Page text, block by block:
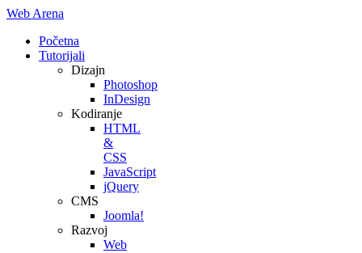
Web Arena
Početna
Tutorijali
Dizajn
Photoshop
InDesign
Kodiranje
HTML
&
CSS
JavaScript
jQuery
CMS
Joomla!
Razvoj
Web